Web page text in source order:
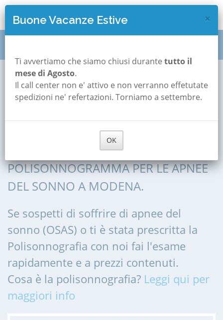
Polisonnografia a
Modena
POLISONNOGRAFIA, POLIGRAFIA,
POLISONNOGRAMMA PER LE APNEE
DEL SONNO A MODENA.
Se sospetti di soffrire di apnee del
sonno (OSAS) o ti è stata prescritta la
Polisonnografia con noi fai l'esame
rapidamente e a prezzi contenuti.
Cosa è la polisonnografia? Leggi qui per
maggiori info
×
Buone Vacanze Estive
Ti avvertiamo che siamo chiusi durante tutto il
mese di Agosto.
Il call center non e' attivo e non verranno effetutate
spedizioni ne' refertazioni. Torniamo a settembre.
OK